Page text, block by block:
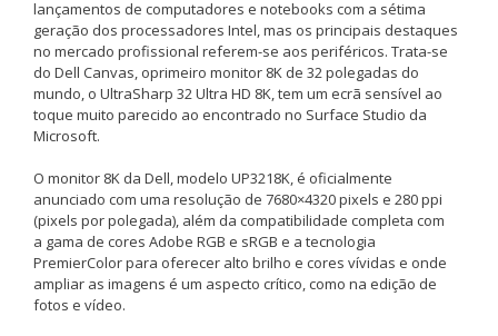
lançamentos de computadores e notebooks com a sétima
geração dos processadores Intel, mas os principais destaques
no mercado profissional referem-se aos periféricos. Trata-se
do Dell Canvas, oprimeiro monitor 8K de 32 polegadas do
mundo, o UltraSharp 32 Ultra HD 8K, tem um ecrã sensível ao
toque muito parecido ao encontrado no Surface Studio da
Microsoft.
O monitor 8K da Dell, modelo UP3218K, é oficialmente
anunciado com uma resolução de 7680×4320 pixels e 280 ppi
(pixels por polegada), além da compatibilidade completa com
a gama de cores Adobe RGB e sRGB e a tecnologia
PremierColor para oferecer alto brilho e cores vívidas e onde
ampliar as imagens é um aspecto crítico, como na edição de
fotos e vídeo.